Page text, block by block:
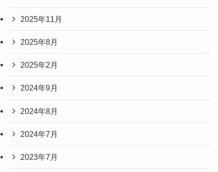
2025年11月
2025年8月
2025年2月
2024年9月
2024年8月
2024年7月
2023年7月